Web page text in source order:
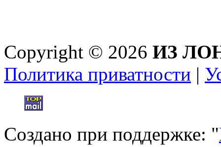
Copyright © 2026 ИЗ
Политика приватности |
Создано при поддержке: "